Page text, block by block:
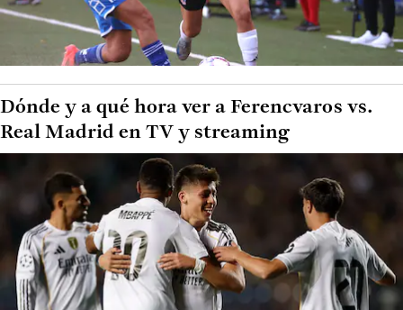
Dónde y a qué hora ver a Ferencvaros vs.
Real Madrid en TV y streaming